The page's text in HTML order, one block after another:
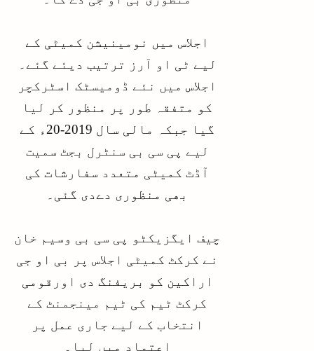
اجلاس میں نومینیشن کمیٹی کے
لیے ٹی او آرز ترتیب دیئے گئے۔
اجلاس میں نئے ڈومیسٹک اسٹرکچر
کو متفقہ طور پر منظور کر لیا
گیا جبکہ مالی سال 2019-20ء کے
لیے پی سی بی سنٹرل بجٹ سمیت
آڈٹ کمیٹی متعدد سفارشات کی
بھی منظوری دےدی گئی۔
چیف ایگزیکٹو پی سی بی وسیم خان
نے کرکٹ کمیٹی اجلاس پر بی او جی
اراکین کو بریفنگ دی اورقومی
کرکٹ ٹیم کی ٹیم مینجمنٹ کے
انتخاب کے لیے جاری عمل پر
اعتماد میں لیا۔